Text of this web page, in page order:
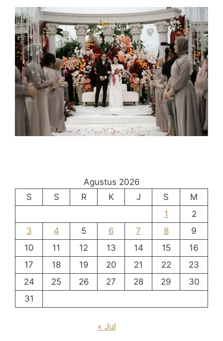
Agustus 2026
S
S R K J S
M
1
2
3
4 5 6 7 8
9
10
11 12 13 14 15
16
17
18 19 20 21 22
23
24
25 26 27 28 29
30
31
« Jul